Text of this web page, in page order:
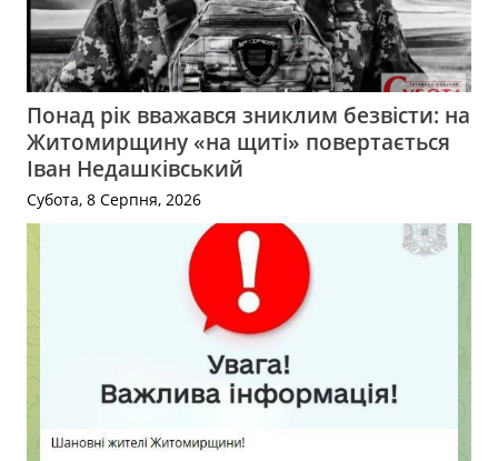
Понад рік вважався зниклим безвісти: на
Житомирщину «на щиті» повертається
Іван Недашківський
Субота, 8 Серпня, 2026